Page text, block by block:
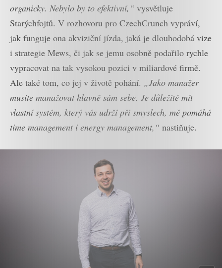
organicky. Nebylo by to efektivní,“ vysvětluje
Starýchfojtů. V rozhovoru pro CzechCrunch vypráví,
jak funguje ona akviziční jízda, jaká je dlouhodobá vize
i strategie Mews, či jak se jemu osobně podařilo rychle
vypracovat na tak vysokou pozici v miliardové firmě.
Ale také tom, co jej v životě pohání. „Jako manažer
musíte manažovat hlavně sám sebe. Je důležité mít
vlastní systém, který vás udrží při smyslech, mě pomáhá
time management i energy management,“ nastiňuje.